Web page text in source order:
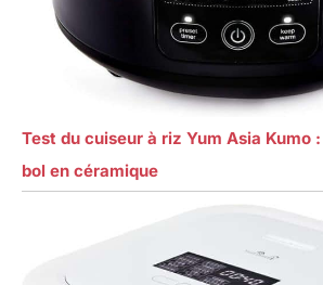
Test du cuiseur à riz Yum Asia Kumo
bol en céramique